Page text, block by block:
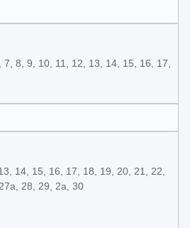
8, 9, 10, 11, 12, 13, 14, 15, 16, 17,
14, 15, 16, 17, 18, 19, 20, 21, 22,
28, 29, 2а, 30